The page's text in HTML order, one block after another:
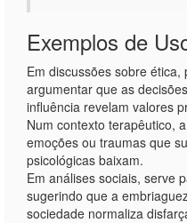
Exemplos de
Em discussões sobre
argumentar que as
influência revelam valores
Num contexto terapêutico,
emoções ou traumas que
psicológicas baixam.
Em análises sociais, serve
sugerindo que a
sociedade normaliza